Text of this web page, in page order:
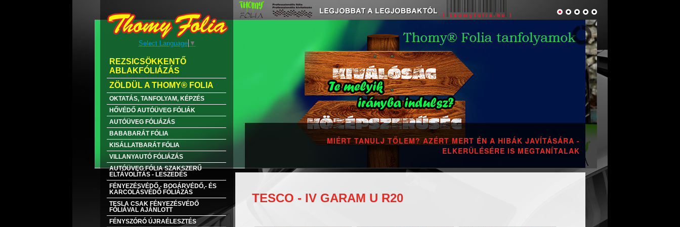
ELEKTROMOS AUTÓ FÓLIÁZÁS
Select Language ▼
REZSICSÖKKENTŐ
ABLAKFÓLIÁZÁS
ZÖLDÜL A THOMY® FOLIA
OKTATÁS, TANFOLYAM, KÉPZÉS
HŐVÉDŐ AUTÓÜVEG FÓLIÁK
AUTÓÜVEG FÓLIÁZÁS
BABABARÁT FÓLIA
KISÁLLATBARÁT FÓLIA
VILLANYAUTÓ FÓLIÁZÁS
AUTÓÜVEG FÓLIA SZAKSZERŰ
ELTÁVOLÍTÁS - LESZEDÉS
FÉNYEZÉSVÉDŐ,- BOGÁRVÉDŐ,- ÉS
KARCOLÁSVÉDŐ FÓLIÁZÁS
TESLA CSAK FÉNYEZÉSVÉDŐ
FÓLIÁVAL AJÁNLOTT
FÉNYSZÓRÓ ÚJRAÉLESZTÉS
TESCO - IV GARAM U R20